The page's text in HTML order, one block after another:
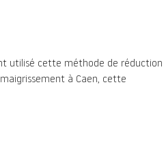
utilisé cette méthode de réduction
à Caen, cette